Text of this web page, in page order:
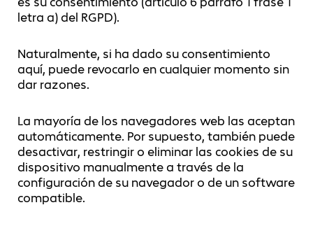
letra a) del RGPD).
Naturalmente, si ha dado su consentimiento
aquí, puede revocarlo en cualquier momento sin
dar razones.
La mayoría de los navegadores web las aceptan
automáticamente. Por supuesto, también puede
desactivar, restringir o eliminar las cookies de su
dispositivo manualmente a través de la
configuración de su navegador o de un software
compatible.